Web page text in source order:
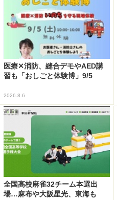
医療✕消防、縫合デモやAED講
習も「おしごと体験博」9/5
2026.8.6
全国高校麻雀32チーム本選出
場…麻布や大阪星光、東海も